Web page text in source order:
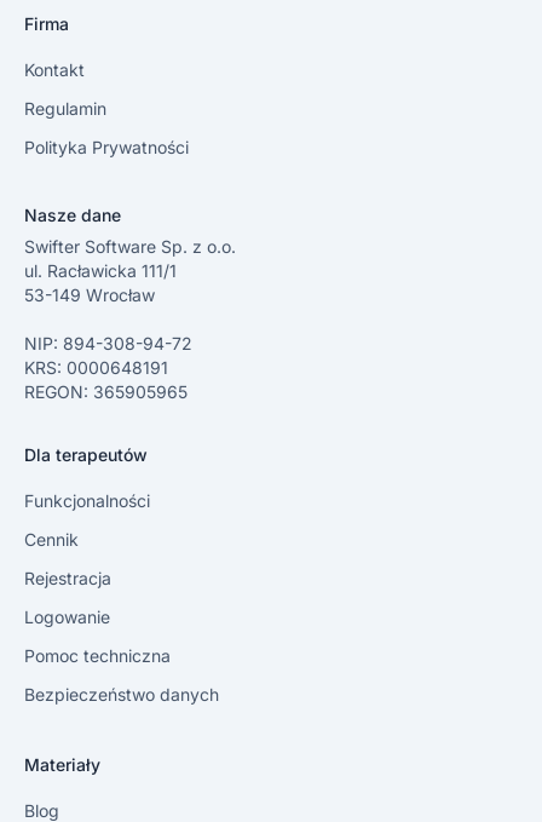
Firma
Kontakt
Regulamin
Polityka Prywatności
Nasze dane
Swifter Software Sp. z o.o.
ul. Racławicka 111/1
53-149 Wrocław
NIP: 894-308-94-72
KRS: 0000648191
REGON: 365905965
Dla terapeutów
Funkcjonalności
Cennik
Rejestracja
Logowanie
Pomoc techniczna
Bezpieczeństwo danych
Materiały
Blog